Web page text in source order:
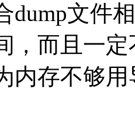
dump文件
，而且一
内存不够